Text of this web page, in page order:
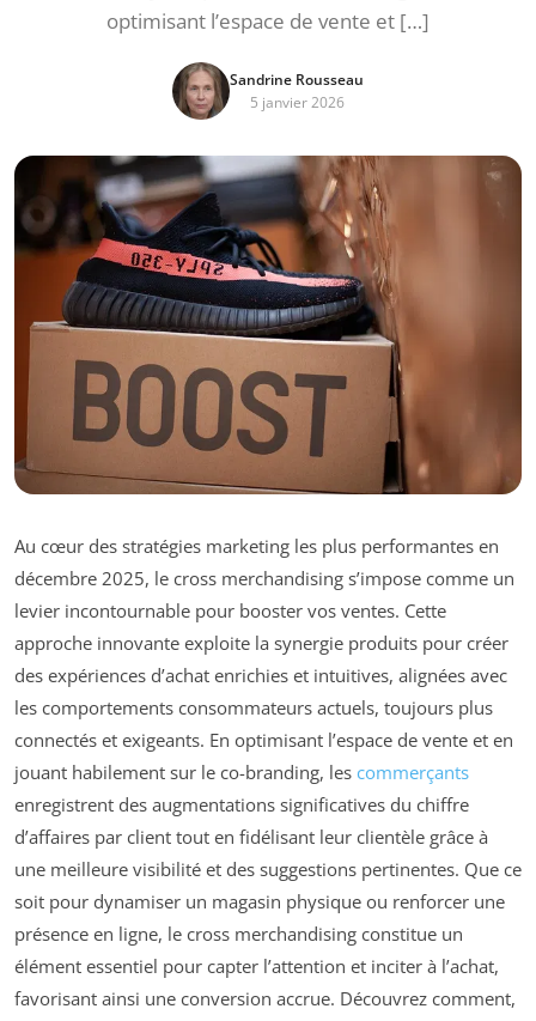
optimisant l’espace de vente et […]
Sandrine Rousseau
5 janvier 2026
Au cœur des stratégies marketing les plus performantes en
décembre 2025, le cross merchandising s’impose comme un
levier incontournable pour booster vos ventes. Cette
approche innovante exploite la synergie produits pour créer
des expériences d’achat enrichies et intuitives, alignées avec
les comportements consommateurs actuels, toujours plus
connectés et exigeants. En optimisant l’espace de vente et en
jouant habilement sur le co-branding, les commerçants
enregistrent des augmentations significatives du chiffre
d’affaires par client tout en fidélisant leur clientèle grâce à
une meilleure visibilité et des suggestions pertinentes. Que ce
soit pour dynamiser un magasin physique ou renforcer une
présence en ligne, le cross merchandising constitue un
élément essentiel pour capter l’attention et inciter à l’achat,
favorisant ainsi une conversion accrue. Découvrez comment,